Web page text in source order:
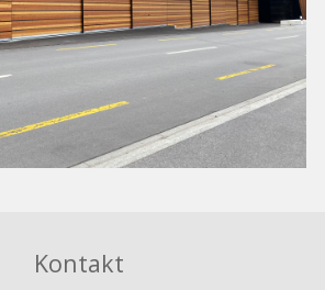
Kontakt